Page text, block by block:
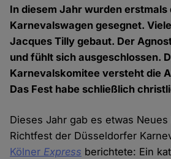
In diesem Jahr wurden
Karnevalswagen gesegnet.
Jacques Tilly gebaut. Der
und fühlt sich ausgeschlossen.
Karnevalskomitee versteht die
Das Fest habe schließlich
Dieses Jahr gab es etwas
Richtfest der Düsseldorfer
Kölner Express berichtete: Ein